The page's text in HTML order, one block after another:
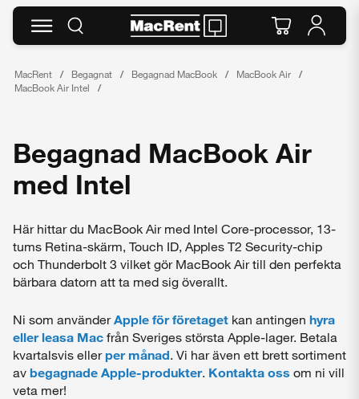
MacRent Begagnat Begagnad MacBook
MacBook Air
MacBook Air Intel
Begagnad MacBook Air
med Intel
Här hittar du MacBook Air med Intel Core-processor, 13-
tums Retina-skärm, Touch ID, Apples T2 Security-chip
och Thunderbolt 3 vilket gör MacBook Air till den perfekta
bärbara datorn att ta med sig överallt.
Ni som använderApple för företaget kan antingen hyra
eller leasa Mac från Sveriges största Apple-lager. Betala
kvartalsvis ellerper månad. Vi har även ett brett sortiment
av begagnade Apple-produkter. Kontakta oss om ni vill
veta mer!